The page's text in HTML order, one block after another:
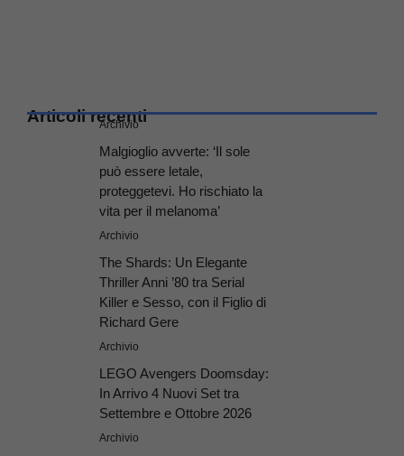
Articoli recenti
Archivio
Malgioglio avverte: ‘Il sole
può essere letale,
proteggetevi. Ho rischiato la
vita per il melanoma’
Archivio
The Shards: Un Elegante
Thriller Anni ’80 tra Serial
Killer e Sesso, con il Figlio di
Richard Gere
Archivio
LEGO Avengers Doomsday:
In Arrivo 4 Nuovi Set tra
Settembre e Ottobre 2026
Archivio